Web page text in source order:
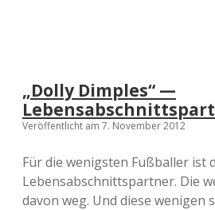
„Dolly Dimples“ —
Veröffentlicht am 7. November 2012
Für die wenigsten Fußballer ist
Lebensabschnittspartner. Die
davon weg. Und diese wenigen